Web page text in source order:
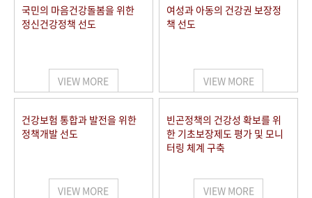
국민의 마음건강돌봄을 위한
정신건강정책 선도
VIEW MORE
여성과 아동의 건강권 보장정
책 선도
VIEW MORE
건강보험 통합과 발전을 위한
정책개발 선도
VIEW MORE
빈곤정책의 건강성 확보를 위
한 기초보장제도 평가 및 모니
터링 체계 구축
VIEW MORE